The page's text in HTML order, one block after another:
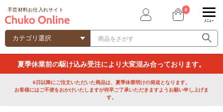
手芸材料お仕入れサイト 0
ﾒﾆｭｰ
夏季休業前の駆け込み受注により大変混み合っております。
6日以降にご注文いただいた商品は、夏季休業明けの発送となります。
お客様にはご不便をおかけいたしますが何卒ご了承いただきますようお願い申し上げま
す。